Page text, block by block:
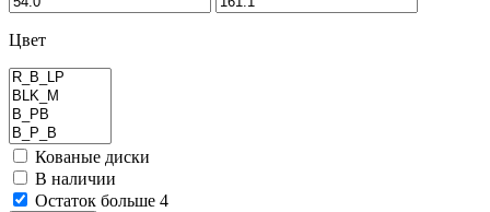
Цвет
Кованые диски
В наличии
Остаток больше 4